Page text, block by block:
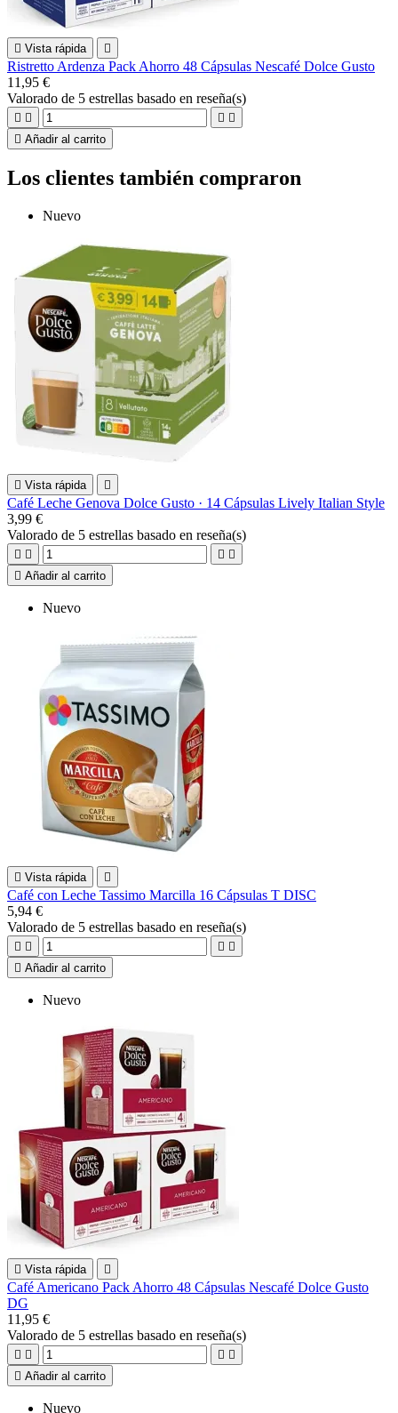
 Vista rápida 
Ristretto Ardenza Pack Ahorro 48 Cápsulas Nescafé Dolce Gusto
11,95 €
Valorado de 5 estrellas basado en reseña(s)
   
 Añadir al carrito
Los clientes también compraron
Nuevo
 Vista rápida 
Café Leche Genova Dolce Gusto · 14 Cápsulas Lively Italian Style
3,99 €
Valorado de 5 estrellas basado en reseña(s)
   
 Añadir al carrito
Nuevo
 Vista rápida 
Café con Leche Tassimo Marcilla 16 Cápsulas T DISC
5,94 €
Valorado de 5 estrellas basado en reseña(s)
   
 Añadir al carrito
Nuevo
 Vista rápida 
Café Americano Pack Ahorro 48 Cápsulas Nescafé Dolce Gusto
DG
11,95 €
Valorado de 5 estrellas basado en reseña(s)
   
 Añadir al carrito
Nuevo